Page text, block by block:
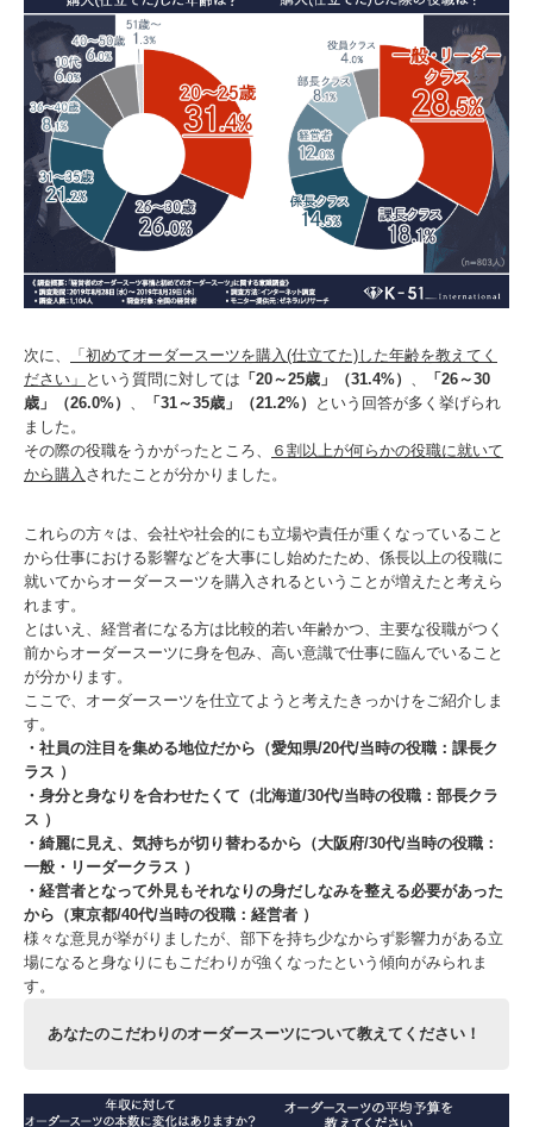
次に、
「初めてオーダースーツを購入(仕立てた)した年齢を教えてく
ださい」 という質問に対しては 「20～25歳」（31.4%）
「26～30
歳」（26.0%）
「31～35歳」（21.2%）
という回答が多く挙げられ
ました。
その際の役職をうかがったところ、
６割以上が何らかの役職に就いて
から購入 されたことが分かりました。
これらの方々は、会社や社会的にも立場や責任が重くなっていること
から仕事における影響などを大事にし始めたため、係長以上の役職に
就いてからオーダースーツを購入されるということが増えたと考えら
れます。
とはいえ、経営者になる方は比較的若い年齢かつ、主要な役職がつく
前からオーダースーツに身を包み、高い意識で仕事に臨んでいること
が分かります。
ここで、オーダースーツを仕立てようと考えたきっかけをご紹介しま
す。
・社員の注目を集める地位だから（愛知県/20代/当時の役職：課長ク
ラス ）
・身分と身なりを合わせたくて（北海道/30代/当時の役職：部長クラ
ス ）
・綺麗に見え、気持ちが切り替わるから（大阪府/30代/当時の役職：
一般・リーダークラス ）
・経営者となって外見もそれなりの身だしなみを整える必要があった
から（東京都/40代/当時の役職：経営者 ）
様々な意見が挙がりましたが、部下を持ち少なからず影響力がある立
場になると身なりにもこだわりが強くなったという傾向がみられま
す。
あなたのこだわりのオーダースーツについて教えてください！